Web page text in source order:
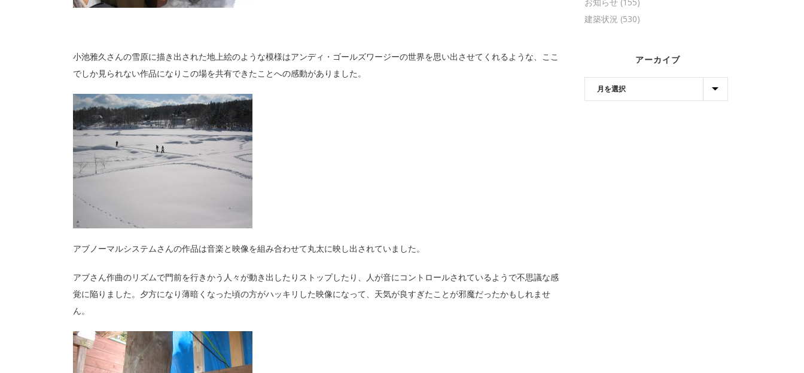
小池雅久さんの雪原に描き出された地上絵のような模様はアンディ・ゴールズワージーの世界を思い出させてくれるような、ここ
でしか見られない作品になりこの場を共有できたことへの感動がありました。
アブノーマルシステムさんの作品は音楽と映像を組み合わせて丸太に映し出されていました。
アブさん作曲のリズムで門前を行きかう人々が動き出したりストップしたり、人が音にコントロールされているようで不思議な感
覚に陥りました。夕方になり薄暗くなった頃の方がハッキリした映像になって、天気が良すぎたことが邪魔だったかもしれませ
ん。
建築状況 (530)
アーカイブ